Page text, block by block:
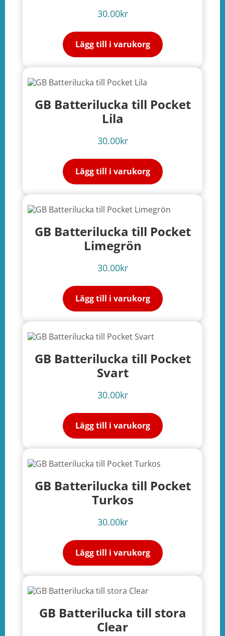
30.00kr
Lägg till i varukorg
GB Batterilucka till Pocket
Lila
30.00kr
Lägg till i varukorg
GB Batterilucka till Pocket
Limegrön
30.00kr
Lägg till i varukorg
GB Batterilucka till Pocket
Svart
30.00kr
Lägg till i varukorg
GB Batterilucka till Pocket
Turkos
30.00kr
Lägg till i varukorg
GB Batterilucka till stora
Clear